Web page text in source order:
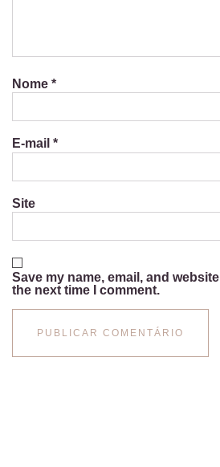
Nome *
E-mail *
Site
Save my name, email, and
the next time I comment.